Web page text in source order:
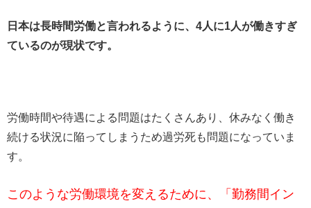
日本は長時間労働と言われるように、4人に1人が働きすぎ
ているのが現状です。
労働時間や待遇による問題はたくさんあり、休みなく働き
続ける状況に陥ってしまうため過労死も問題になっていま
す。
このような労働環境を変えるために、「勤務間イン